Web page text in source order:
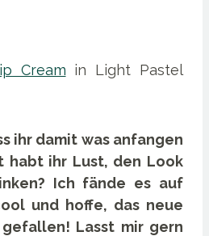
Cream in Light Pastel
ihr damit was anfangen
habt ihr Lust, den Look
Ich fände es auf
und hoffe, das neue
Lasst mir gern